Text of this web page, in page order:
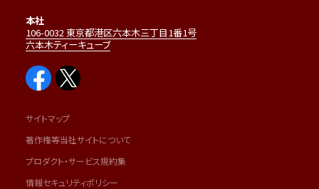
本社
106-0032 東京都港区六本木三丁目1番1号
六本木ティーキューブ
サイトマップ
著作権等当社サイトについて
プロダクト・サービス規約集
情報セキュリティポリシー